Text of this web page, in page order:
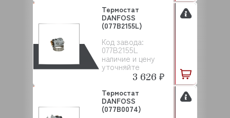
Код завода:
077B2155L
наличие и цену
уточняйте
Термостат
DANFOSS
(077B2155L)
3 626 ₽
Термостат
DANFOSS
(077B0074)